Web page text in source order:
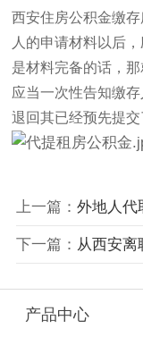
西安住房公积金缴
人的申请材料以后
是材料完备的话，
应当一次性告知缴
退回其已经预先提交
上一篇： 外地人代
下一篇： 从西安离
产品中心